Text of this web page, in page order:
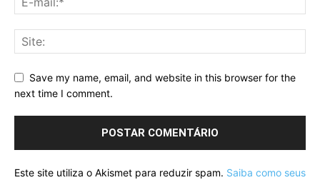
Save my name, email, and website in this browser for the
next time I comment.
Este site utiliza o Akismet para reduzir spam. Saiba como seus